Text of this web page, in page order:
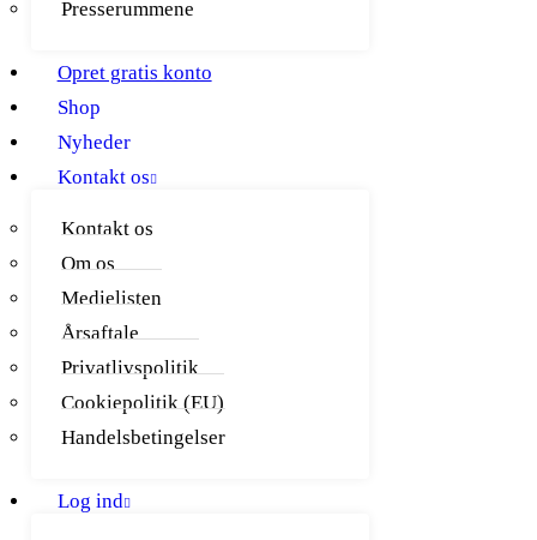
Presserummene
Opret gratis konto
Shop
Nyheder
Kontakt os
Kontakt os
Om os
Medielisten
Årsaftale
Privatlivspolitik
Cookiepolitik (EU)
Handelsbetingelser
Log ind